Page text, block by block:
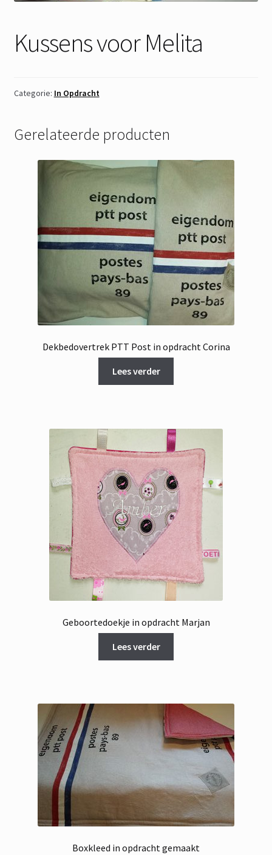
Kussens voor Melita
Categorie: In Opdracht
Gerelateerde producten
Dekbedovertrek PTT Post in opdracht Corina
Lees verder
Geboortedoekje in opdracht Marjan
Lees verder
Boxkleed in opdracht gemaakt